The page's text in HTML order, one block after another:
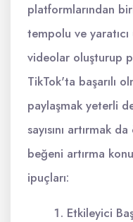
platformlarından
tempolu ve yaratıcı
videolar oluşturup
TikTok'ta başarılı
paylaşmak yeterli
sayısını artırmak
beğeni artırma
ipuçları:
Etkileyici